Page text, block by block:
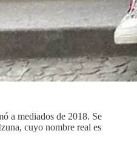
a mediados de 2018. Se
cuyo nombre real es